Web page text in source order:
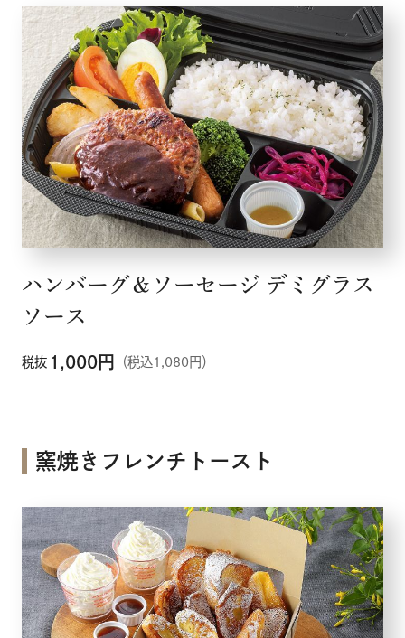
メニュー
こだわり
お知らせ
企業情報
ハンバーグ＆ソーセージ デミグラス
ソース
税抜 1,000円 （税込1,080円）
窯焼きフレンチトースト